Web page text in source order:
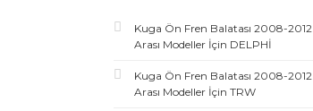
Kuga Ön Fren Balatası 2008-2012
Arası Modeller İçin DELPHİ
Kuga Ön Fren Balatası 2008-2012
Arası Modeller İçin TRW